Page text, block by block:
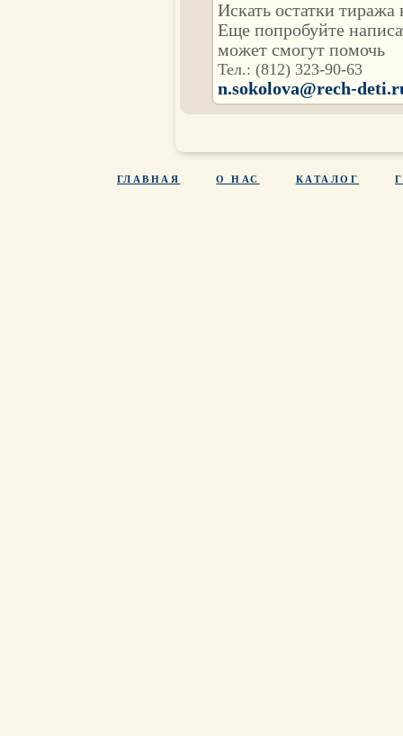
Искать остатки тиража
Еще попробуйте
может смогут помочь
Тел.: (812) 323-90-63
n.sokolova@rech-
ГЛАВНАЯ О НАС КАТАЛОГ